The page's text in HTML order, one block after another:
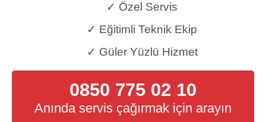
✓ Özel Servis
✓ Eğitimli Teknik Ekip
✓ Güler Yüzlü Hizmet
0850 775 02 10
Anında servis çağırmak için arayın